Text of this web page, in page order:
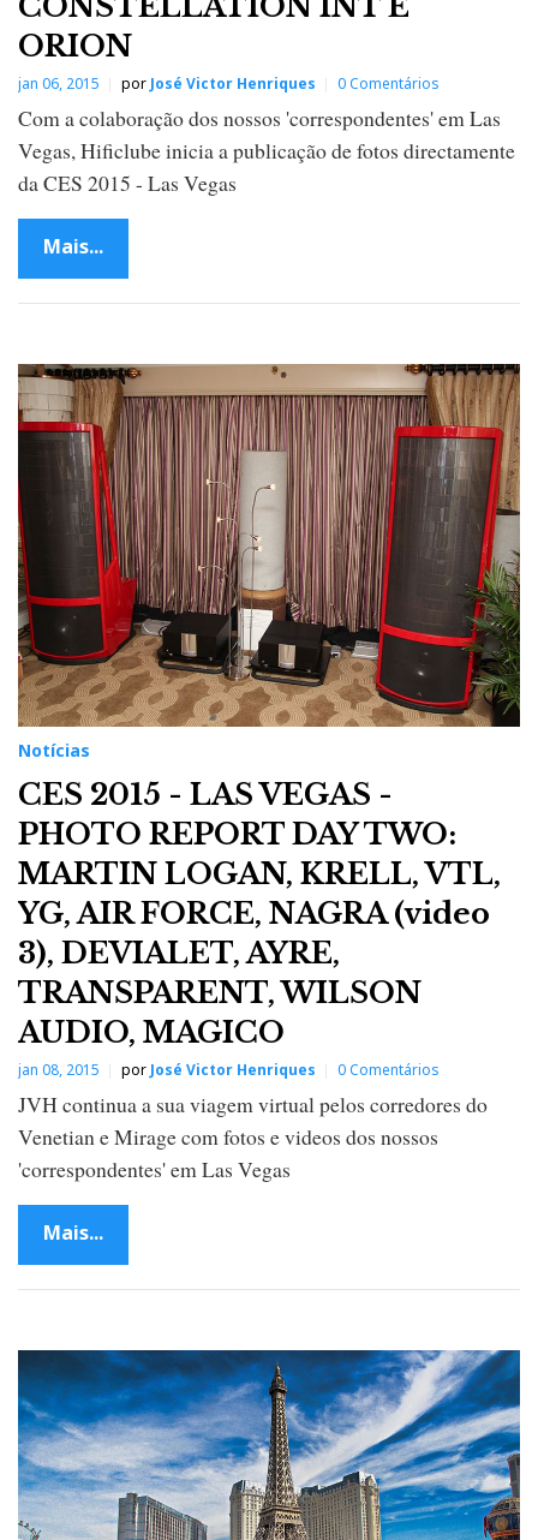
ORION
jan 06, 2015 por José Victor Henriques 0 Comentários
Com a colaboração dos nossos 'correspondentes' em Las
Vegas, Hificlube inicia a publicação de fotos directamente
da CES 2015 - Las Vegas
Mais...
Notícias
CES 2015 - LAS VEGAS -
PHOTO REPORT DAY TWO:
MARTIN LOGAN, KRELL, VTL,
YG, AIR FORCE, NAGRA (video
3), DEVIALET, AYRE,
TRANSPARENT, WILSON
AUDIO, MAGICO
jan 08, 2015 por José Victor Henriques 0 Comentários
JVH continua a sua viagem virtual pelos corredores do
Venetian e Mirage com fotos e videos dos nossos
'correspondentes' em Las Vegas
Mais...